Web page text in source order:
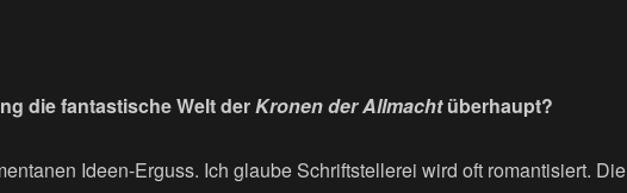
die fantastische Welt derKronen der Allmachtüberhaupt?
Ideen-Erguss. Ich glaube Schriftstellerei wird oft romantisiert. Die